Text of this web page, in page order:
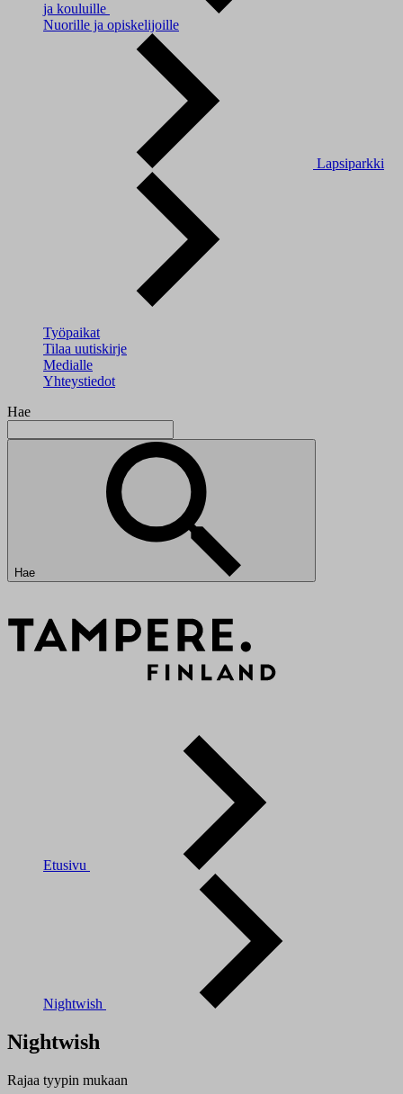
ja kouluille
Nuorille ja opiskelijoille
Lapsiparkki
Työpaikat
Tilaa uutiskirje
Medialle
Yhteystiedot
Hae
Hae
Etusivu
Nightwish
Nightwish
Rajaa tyypin mukaan